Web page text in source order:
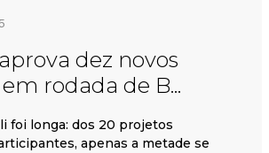
dez novos
rodada de B...
foi longa: dos 20 projetos
apenas a metade se